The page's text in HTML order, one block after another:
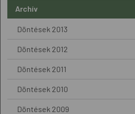
Archív
Döntések 2013
Döntések 2012
Döntések 2011
Döntések 2010
Döntések 2009